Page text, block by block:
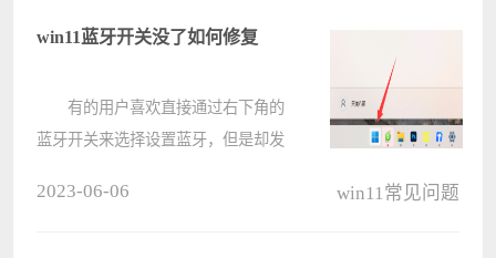
win11是不是arm架构详细介绍，快来
win11蓝牙开关没了如何修复
有的用户喜欢直接通过右下角的
蓝牙开关来选择设置蓝牙，但是却发
2023-06-06 win11常见问题